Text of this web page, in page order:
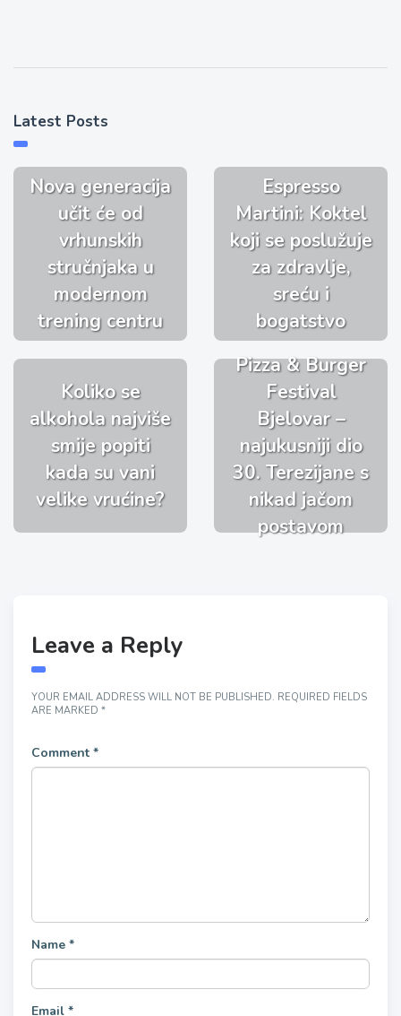
Latest Posts
Nova generacija
učit će od
vrhunskih
stručnjaka u
modernom
trening centru
Espresso
Martini: Koktel
koji se poslužuje
za zdravlje,
sreću i
bogatstvo
Koliko se
alkohola najviše
smije popiti
kada su vani
velike vrućine?
Pizza & Burger
Festival
Bjelovar –
najukusniji dio
30. Terezijane s
nikad jačom
postavom
Leave a Reply
YOUR EMAIL ADDRESS WILL NOT BE PUBLISHED. REQUIRED FIELDS
ARE MARKED *
Comment *
Name *
Email *